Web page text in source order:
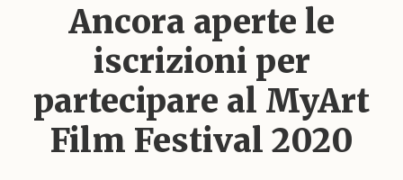
Ancora aperte le
iscrizioni per
partecipare al MyArt
Film Festival 2020